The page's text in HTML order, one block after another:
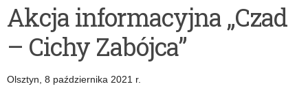
Akcja informacyjna „Czad
– Cichy Zabójca”
Olsztyn, 8 października 2021 r.
bezpiecznego
korzystania
karna
pracodawców